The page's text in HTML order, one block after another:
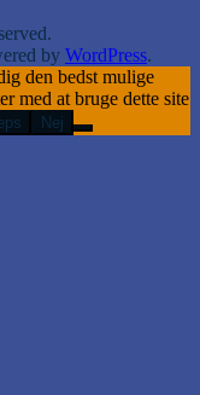
by WordPress.
den bedst mulige
med at bruge dette site
Nej